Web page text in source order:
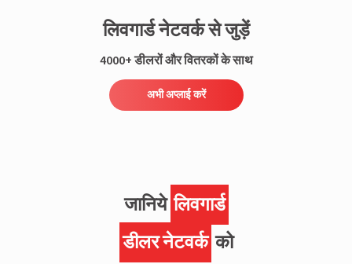
लिवगार्ड नेटवर्क से जुड़ें
4000+ डीलरों और वितरकों के साथ
अभी अप्लाई करें
जानियेलिवगार्ड
डीलर नेटवर्क को